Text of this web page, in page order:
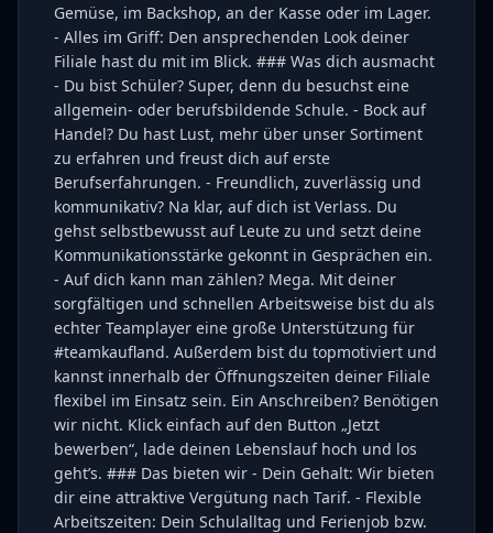
Gemüse, im Backshop, an der Kasse oder im Lager.
- Alles im Griff: Den ansprechenden Look deiner
Filiale hast du mit im Blick. ### Was dich ausmacht
- Du bist Schüler? Super, denn du besuchst eine
allgemein- oder berufsbildende Schule. - Bock auf
Handel? Du hast Lust, mehr über unser Sortiment
zu erfahren und freust dich auf erste
Berufserfahrungen. - Freundlich, zuverlässig und
kommunikativ? Na klar, auf dich ist Verlass. Du
gehst selbstbewusst auf Leute zu und setzt deine
Kommunikationsstärke gekonnt in Gesprächen ein.
- Auf dich kann man zählen? Mega. Mit deiner
sorgfältigen und schnellen Arbeitsweise bist du als
echter Teamplayer eine große Unterstützung für
#teamkaufland. Außerdem bist du topmotiviert und
kannst innerhalb der Öffnungszeiten deiner Filiale
flexibel im Einsatz sein. Ein Anschreiben? Benötigen
wir nicht. Klick einfach auf den Button „Jetzt
bewerben“, lade deinen Lebenslauf hoch und los
geht’s. ### Das bieten wir - Dein Gehalt: Wir bieten
dir eine attraktive Vergütung nach Tarif. - Flexible
Arbeitszeiten: Dein Schulalltag und Ferienjob bzw.